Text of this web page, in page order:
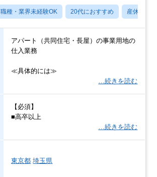
職種・業界未経験OK 20代におすすめ 産休・育
アパート（共同住宅・長屋）の事業用地の
仕入業務
≪具体的には≫
…続きを読む
【必須】
■高卒以上
…続きを読む
東京都 埼玉県